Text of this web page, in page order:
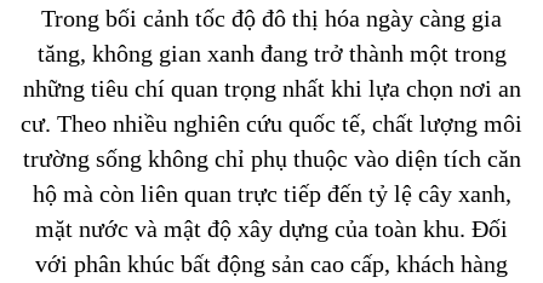
Trong bối cảnh tốc độ đô thị hóa ngày càng gia
tăng, không gian xanh đang trở thành một trong
những tiêu chí quan trọng nhất khi lựa chọn nơi an
cư. Theo nhiều nghiên cứu quốc tế, chất lượng môi
trường sống không chỉ phụ thuộc vào diện tích căn
hộ mà còn liên quan trực tiếp đến tỷ lệ cây xanh,
mặt nước và mật độ xây dựng của toàn khu. Đối
với phân khúc bất động sản cao cấp, khách hàng